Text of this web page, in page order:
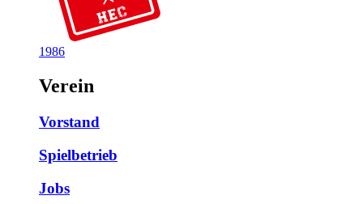
1986
Verein
Vorstand
Spielbetrieb
Jobs